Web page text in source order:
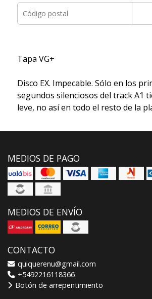
Tapa VG+
Disco EX. Impecable. Sólo en los
segundos silenciosos del track A1
leve, no así en todo el resto de la
MEDIOS DE PAGO
MEDIOS DE ENVÍO
CONTACTO
quiquerenu@gmail.com
+5492216118366
Botón de arrepentimiento